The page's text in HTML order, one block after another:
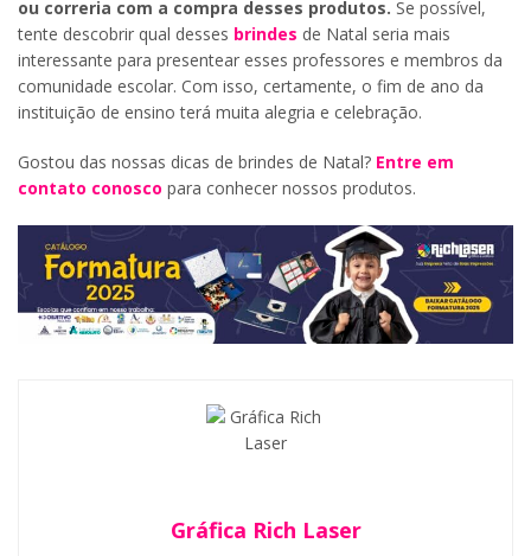
ou correria com a compra desses produtos. Se possível,
tente descobrir qual desses brindes de Natal seria mais
interessante para presentear esses professores e membros da
comunidade escolar. Com isso, certamente, o fim de ano da
instituição de ensino terá muita alegria e celebração.
Gostou das nossas dicas de brindes de Natal? Entre em
contato conosco para conhecer nossos produtos.
Gráfica Rich Laser